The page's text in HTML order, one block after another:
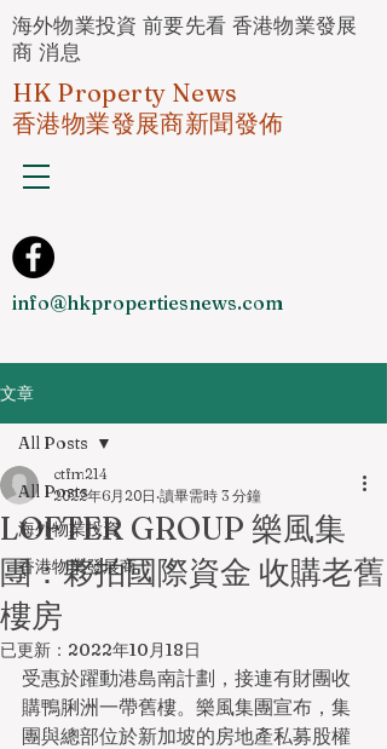
海外物業投資 前要先看 香港物業發展
商 消息
HK Property News
香港物業發展商新聞發佈
info@hkpropertiesnews.com
文章
All Posts
海外物業投資
香港物業發展商
All Posts
LOFTER GROUP 樂風集
團：夥拍國際資金 收購老舊
樓房
ctfm214
2022年6月20日 讀畢需時 3 分鐘
已更新： 2022年10月18日
受惠於躍動港島南計劃，接連有財團收
購鴨脷洲一帶舊樓。樂風集團宣布，集
團與總部位於新加坡的房地產私募股權